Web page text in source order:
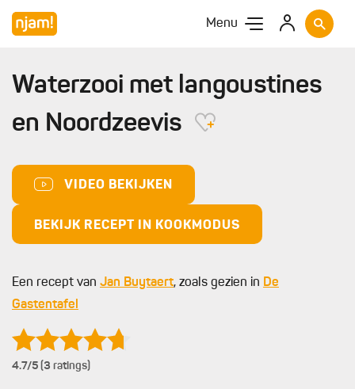
Menu
Waterzooi met langoustines
en Noordzeevis
VIDEO BEKIJKEN
BEKIJK RECEPT IN KOOKMODUS
Een recept van Jan Buytaert, zoals gezien in De
Gastentafel
4.7/5 (3 ratings)